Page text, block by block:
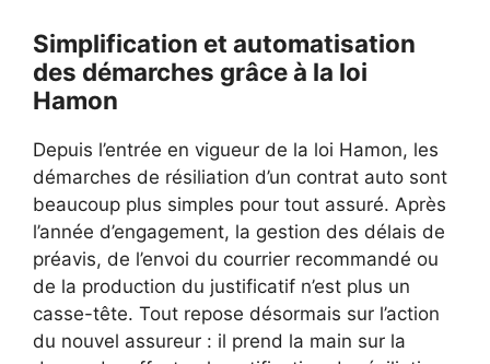
Simplification et automatisation
des démarches grâce à la loi
Hamon
Depuis l’entrée en vigueur de la loi Hamon, les
démarches de résiliation d’un contrat auto sont
beaucoup plus simples pour tout assuré. Après
l’année d’engagement, la gestion des délais de
préavis, de l’envoi du courrier recommandé ou
de la production du justificatif n’est plus un
casse-tête. Tout repose désormais sur l’action
du nouvel assureur : il prend la main sur la